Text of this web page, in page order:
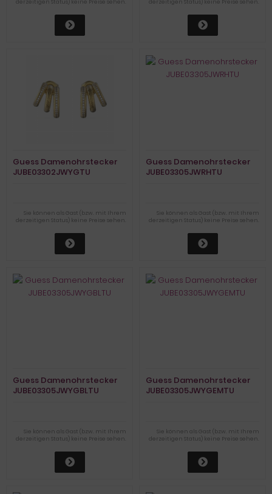
derzeitigen Status) keine Preise sehen. derzeitigen Status) keine Preise sehen.
Guess Damenohrstecker
JUBE03302JWYGTU
Sie können als Gast (bzw. mit Ihrem
derzeitigen Status) keine Preise sehen.
Guess Damenohrstecker
JUBE03305JWRHTU
Sie können als Gast (bzw. mit Ihrem
derzeitigen Status) keine Preise sehen.
Guess Damenohrstecker
JUBE03305JWYGBLTU
Sie können als Gast (bzw. mit Ihrem
derzeitigen Status) keine Preise sehen.
Guess Damenohrstecker
JUBE03305JWYGEMTU
Sie können als Gast (bzw. mit Ihrem
derzeitigen Status) keine Preise sehen.